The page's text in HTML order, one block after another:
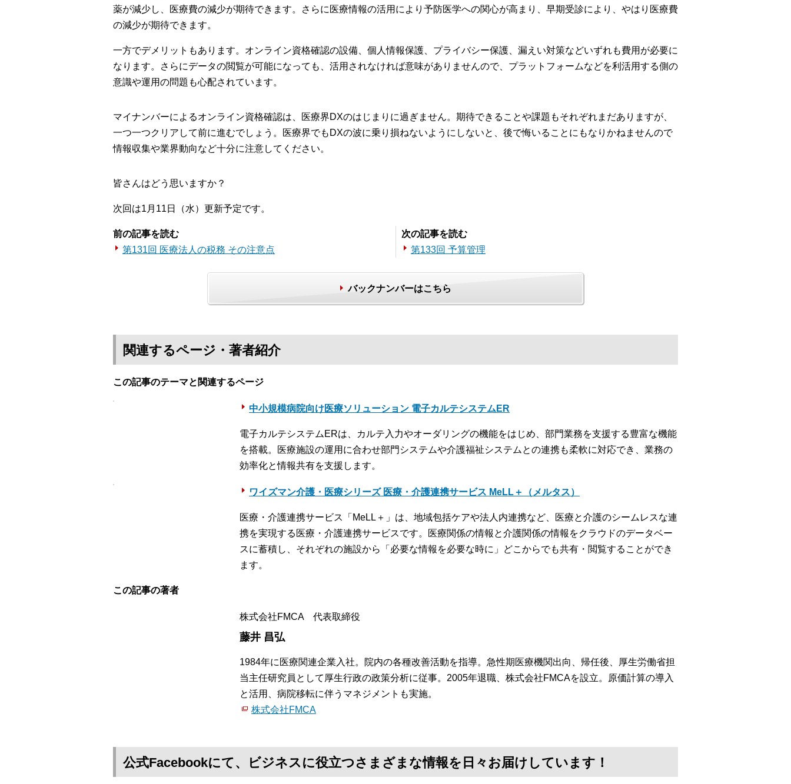
薬が減少し、医療費の減少が期待できます。さらに医療情報の活用により予防医学への関心が高まり、早期受診により、やはり医療費
の減少が期待できます。
一方でデメリットもあります。オンライン資格確認の設備、個人情報保護、プライバシー保護、漏えい対策などいずれも費用が必要に
なります。さらにデータの閲覧が可能になっても、活用されなければ意味がありませんので、プラットフォームなどを利活用する側の
意識や運用の問題も心配されています。
マイナンバーによるオンライン資格確認は、医療界DXのはじまりに過ぎません。期待できることや課題もそれぞれまだありますが、
一つ一つクリアして前に進むでしょう。医療界でもDXの波に乗り損ねないようにしないと、後で悔いることにもなりかねませんので
情報収集や業界動向など十分に注意してください。
皆さんはどう思いますか？
次回は1月11日（水）更新予定です。
前の記事を読む
第131回 医療法人の税務 その注意点
次の記事を読む
第133回 予算管理
バックナンバーはこちら
関連するページ・著者紹介
この記事のテーマと関連するページ
中小規模病院向け医療ソリューション 電子カルテシステムER
電子カルテシステムERは、カルテ入力やオーダリングの機能をはじめ、部門業務を支援する豊富な機能
を搭載。医療施設の運用に合わせ部門システムや介護福祉システムとの連携も柔軟に対応でき、業務の
効率化と情報共有を支援します。
ワイズマン介護・医療シリーズ 医療・介護連携サービス MeLL＋（メルタス）
医療・介護連携サービス「MeLL＋」は、地域包括ケアや法人内連携など、医療と介護のシームレスな連
携を実現する医療・介護連携サービスです。医療関係の情報と介護関係の情報をクラウドのデータベー
スに蓄積し、それぞれの施設から「必要な情報を必要な時に」どこからでも共有・閲覧することができ
ます。
この記事の著者
株式会社FMCA 代表取締役
藤井 昌弘
1984年に医療関連企業入社。院内の各種改善活動を指導。急性期医療機関出向、帰任後、厚生労働省担
当主任研究員として厚生行政の政策分析に従事。2005年退職、株式会社FMCAを設立。原価計算の導入
と活用、病院移転に伴うマネジメントも実施。
株式会社FMCA
公式Facebookにて、ビジネスに役立つさまざまな情報を日々お届けしています！